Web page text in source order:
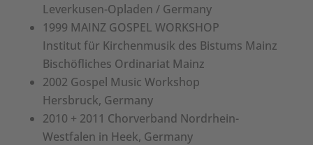
Leverkusen-Opladen / Germany
1999 MAINZ GOSPEL WORKSHOP
Institut für Kirchenmusik des Bistums Mainz
Bischöfliches Ordinariat Mainz
2002 Gospel Music Workshop
Hersbruck, Germany
2010 + 2011 Chorverband Nordrhein-
Westfalen in Heek, Germany